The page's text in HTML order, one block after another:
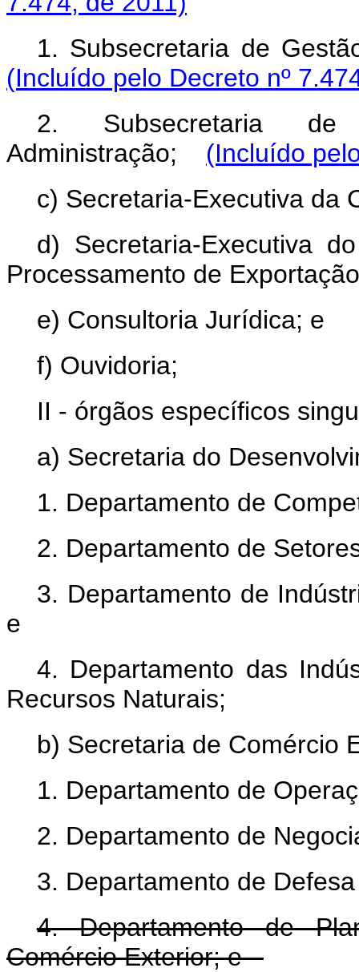
1. Subsecretaria de
(Incluído pelo Decreto nº
2. Subsecretaria de
Administração; (Incluído
c) Secretaria-Executiva da
d) Secretaria-Executiva
Processamento de
e) Consultoria Jurídica; e
f) Ouvidoria;
II - órgãos específicos
a) Secretaria do
1. Departamento de
2. Departamento de
3. Departamento de
e
4. Departamento das
Recursos Naturais;
b) Secretaria de Comércio
1. Departamento de
2. Departamento de
3. Departamento de
4. Departamento de
Comércio Exterior; e